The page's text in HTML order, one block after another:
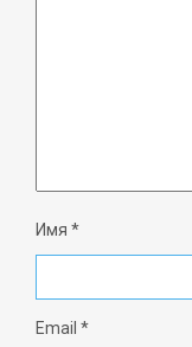
Имя *
Email *